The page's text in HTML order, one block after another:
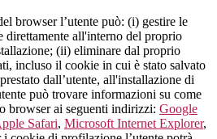
browser l’utente può: (i) gestire le
direttamente all'interno del proprio
(ii) eliminare dal proprio
incluso il cookie in cui è stato salvato
dall’utente, all'installazione di
può trovare informazioni su come
browser ai seguenti indirizzi: Google
Safari, Microsoft Internet Explorer,